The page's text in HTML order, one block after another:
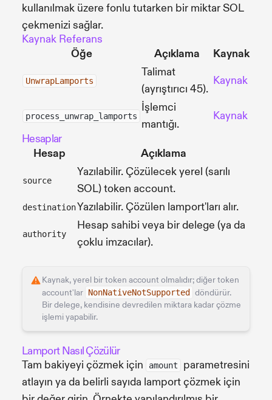
kullanılmak üzere fonlu tutarken bir miktar SOL
çekmenizi sağlar.
Kaynak Referans
Öğe
Açıklama Kaynak
UnwrapLamports
Talimat
(ayrıştırıcı 45).
Kaynak
process_unwrap_lamports
İşlemci
mantığı.
Kaynak
Hesaplar
Hesap
Açıklama
source
Yazılabilir. Çözülecek yerel (sarılı
SOL) token account.
destinationYazılabilir. Çözülen lamport'ları alır.
authority
Hesap sahibi veya bir delege (ya da
çoklu imzacılar).
Kaynak, yerel bir token account olmalıdır; diğer token
account'lar NonNativeNotSupported
döndürür.
Bir delege, kendisine devredilen miktara kadar çözme
işlemi yapabilir.
Lamport Nasıl Çözülür
Tam bakiyeyi çözmek için
amount
parametresini
atlayın ya da belirli sayıda lamport çözmek için